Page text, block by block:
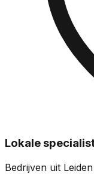
Lokale
Bedrijven uit